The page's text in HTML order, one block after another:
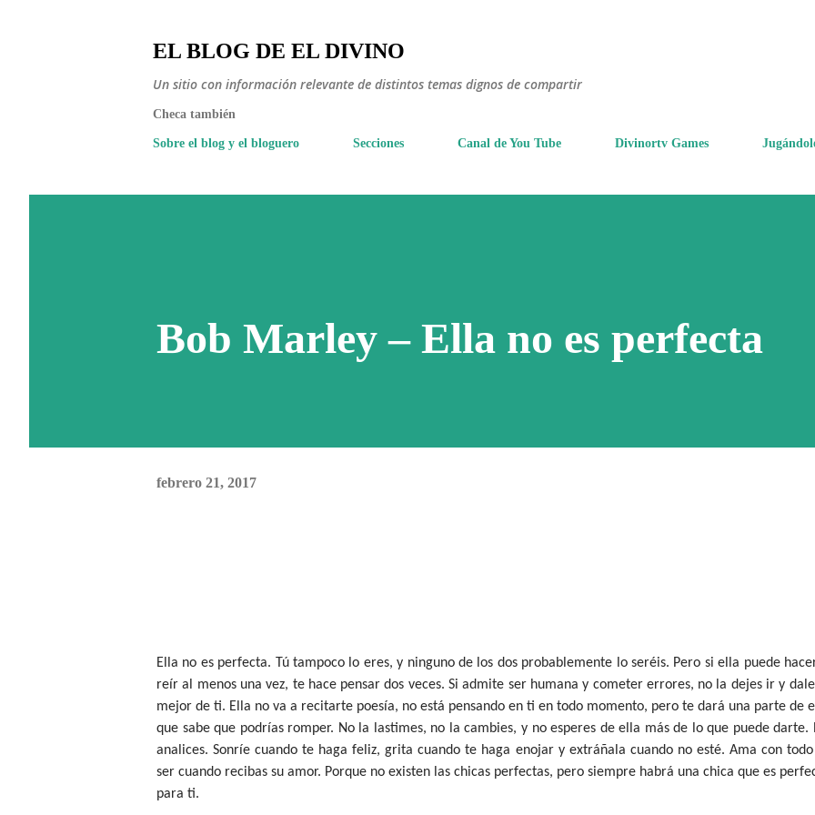
EL BLOG DE EL DIVINO
Un sitio con información relevante de distintos temas dignos de compartir
Checa también
Sobre el blog y el bloguero Secciones Canal de You Tube Divinortv Games
Bob Marley – Ella no es perfecta
febrero 21, 2017
Ella no es perfecta. Tú tampoco lo eres, y ninguno de los dos probablemente lo seréis. Pero si ella puede
reír al menos una vez, te hace pensar dos veces. Si admite ser humana y cometer errores, no la dejes ir y
mejor de ti. Ella no va a recitarte poesía, no está pensando en ti en todo momento, pero te dará una parte de
que sabe que podrías romper. No la lastimes, no la cambies, y no esperes de ella más de lo que puede darte.
analices. Sonríe cuando te haga feliz, grita cuando te haga enojar y extráñala cuando no esté. Ama con
ser cuando recibas su amor. Porque no existen las chicas perfectas, pero siempre habrá una chica que es
para ti.